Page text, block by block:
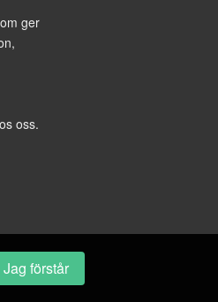
ger
oss.
Jag förstår